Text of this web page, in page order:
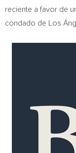
reciente a favor de
condado de Los